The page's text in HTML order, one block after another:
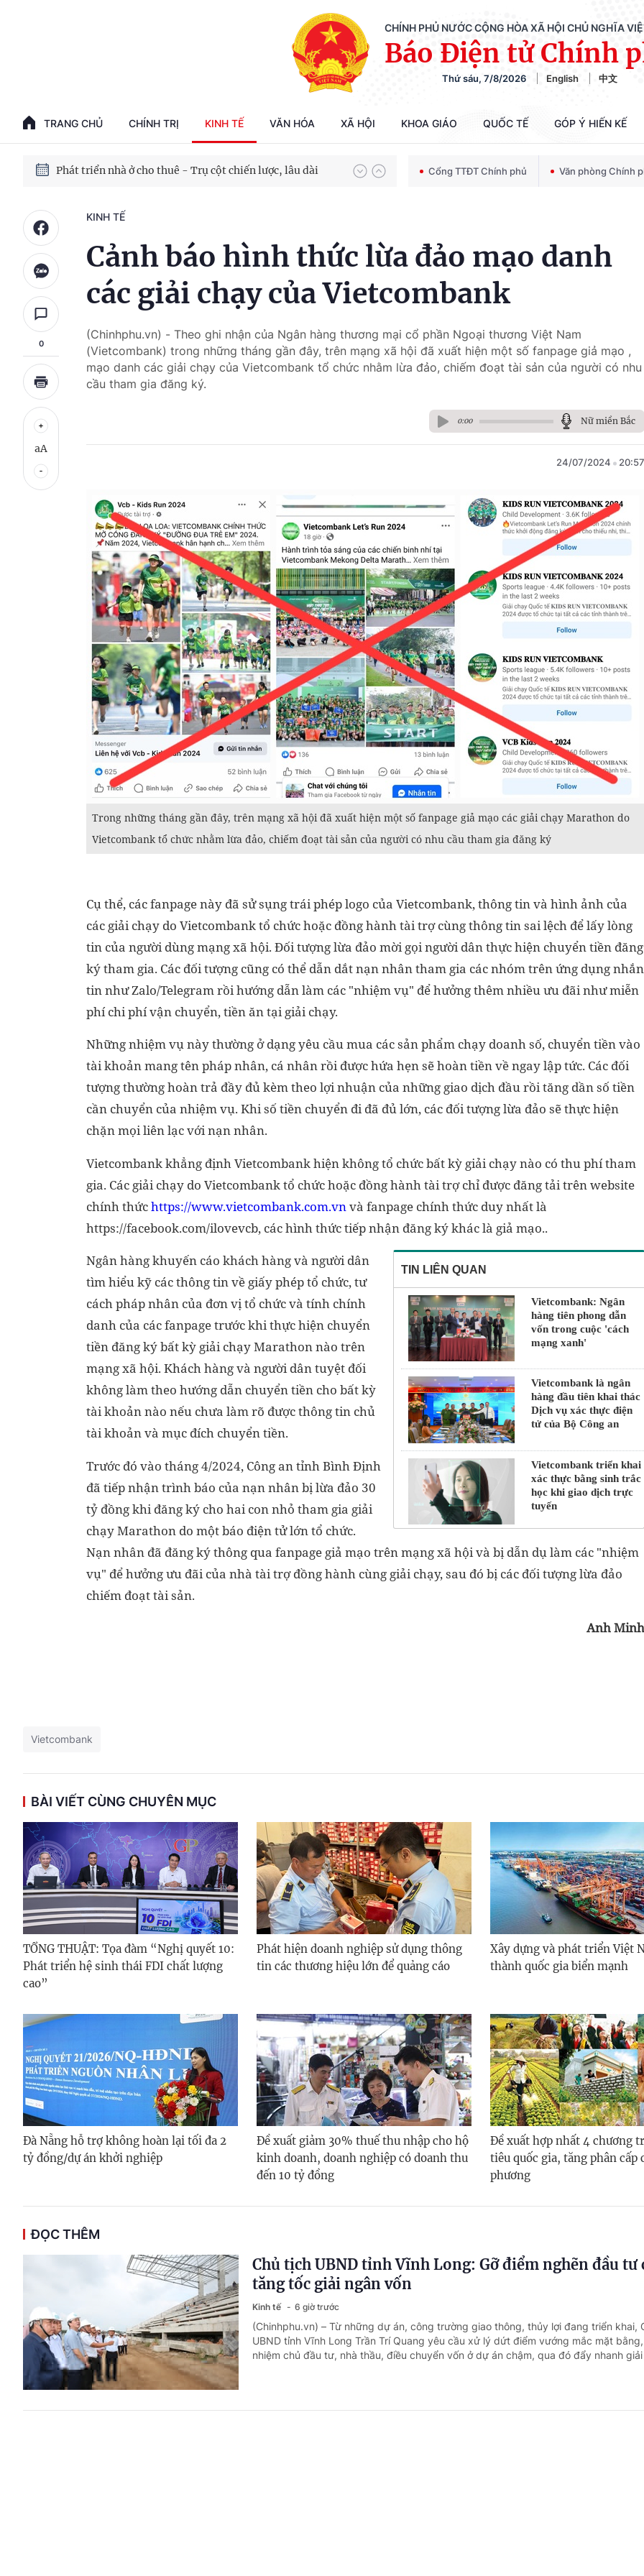
CHÍNH PHỦ NƯỚC CỘNG HÒA XÃ HỘI CHỦ NGHĨA
Báo Điện tử Chính
Thứ sáu, 7/8/2026 English 中文
TRANG CHỦ CHÍNH TRỊ KINH TẾ VĂN HÓA XÃ HỘI KHOA GIÁO QUỐC TẾ GÓP Ý HIẾN KẾ
Phát triển kinh tế nhà nước trong kỷ nguyên mới
Chiến dịch 500 ngày đêm tìm kiếm, quy tập và xác định danh tính hài cốt liệt sĩ
Bảo vệ nền tảng tư tưởng của Đảng trong kỷ nguyên phát triển mới
Phát triển nhà ở cho thuê - Trụ cột chiến lược, lâu dài Cổng TTĐT Chính phủ Văn phòng Chính
0
aA
KINH TẾ
Cảnh báo hình thức lừa đảo mạo danh
các giải chạy của Vietcombank
(Chinhphu.vn) - Theo ghi nhận của Ngân hàng thương mại cổ phần Ngoại thương Việt Nam
(Vietcombank) trong những tháng gần đây, trên mạng xã hội đã xuất hiện một số fanpage giả mạo ,
mạo danh các giải chạy của Vietcombank tổ chức nhằm lừa đảo, chiếm đoạt tài sản của người có nhu
cầu tham gia đăng ký.
0:00 Nữ miền Bắc
24/07/2024 20:57
Trong những tháng gần đây, trên mạng xã hội đã xuất hiện một số fanpage giả mạo các giải chạy Marathon do
Vietcombank tổ chức nhằm lừa đảo, chiếm đoạt tài sản của người có nhu cầu tham gia đăng ký
Cụ thể, các fanpage này đã sử sụng trái phép logo của Vietcombank, thông tin và hình ảnh của
các giải chạy do Vietcombank tổ chức hoặc đồng hành tài trợ cùng thông tin sai lệch để lấy lòng
tin của người dùng mạng xã hội. Đối tượng lừa đảo mời gọi người dân thực hiện chuyển tiền đăng
ký tham gia. Các đối tượng cũng có thể dẫn dắt nạn nhân tham gia các nhóm trên ứng dụng nhắn
tin như Zalo/Telegram rồi hướng dẫn làm các "nhiệm vụ" để hưởng thêm nhiều ưu đãi như miễn
phí chi phí vận chuyển, tiền ăn tại giải chạy.
Những nhiệm vụ này thường ở dạng yêu cầu mua các sản phẩm chạy doanh số, chuyển tiền vào
tài khoản mang tên pháp nhân, cá nhân rồi được hứa hẹn sẽ hoàn tiền về ngay lập tức. Các đối
tượng thường hoàn trả đầy đủ kèm theo lợi nhuận của những giao dịch đầu rồi tăng dần số tiền
cần chuyển của nhiệm vụ. Khi số tiền chuyển đi đã đủ lớn, các đối tượng lừa đảo sẽ thực hiện
chặn mọi liên lạc với nạn nhân.
Vietcombank khẳng định Vietcombank hiện không tổ chức bất kỳ giải chạy nào có thu phí tham
gia. Các giải chạy do Vietcombank tổ chức hoặc đồng hành tài trợ chỉ được đăng tải trên website
chính thứchttps://www.vietcombank.com.vn và fanpage chính thức duy nhất là
https://facebook.com/ilovevcb, các hình thức tiếp nhận đăng ký khác là giả mạo..
TIN LIÊN QUAN
Vietcombank: Ngân
hàng tiên phong dẫn
vốn trong cuộc 'cách
mạng xanh'
Vietcombank là ngân
hàng đầu tiên khai thác
Dịch vụ xác thực điện
tử của Bộ Công an
Vietcombank triển khai
xác thực bằng sinh trắc
học khi giao dịch trực
tuyến
Ngân hàng khuyến cáo khách hàng và người dân
tìm hiểu kỹ các thông tin về giấy phép tổ chức, tư
cách pháp nhân của đơn vị tổ chức và tính chính
danh của các fanpage trước khi thực hiện chuyển
tiền đăng ký bất kỳ giải chạy Marathon nào trên
mạng xã hội. Khách hàng và người dân tuyệt đối
không làm theo hướng dẫn chuyển tiền cho bất kỳ
tài khoản nào nếu chưa làm rõ được thông tin chủ
tài khoản và mục đích chuyển tiền.
Trước đó vào tháng 4/2024, Công an tỉnh Bình Định
đã tiếp nhận trình báo của nạn nhân bị lừa đảo 30
tỷ đồng khi đăng ký cho hai con nhỏ tham gia giải
chạy Marathon do một báo điện tử lớn tổ chức.
Nạn nhân đã đăng ký thông qua fanpage giả mạo trên mạng xã hội và bị dẫn dụ làm các "nhiệm
vụ" để hưởng ưu đãi của nhà tài trợ đồng hành cùng giải chạy, sau đó bị các đối tượng lừa đảo
chiếm đoạt tài sản.
Anh Minh
Vietcombank
BÀI VIẾT CÙNG CHUYÊN MỤC
TỔNG THUẬT: Tọa đàm “Nghị quyết 10:
Phát triển hệ sinh thái FDI chất lượng
cao”
Phát hiện doanh nghiệp sử dụng thông
tin các thương hiệu lớn để quảng cáo
Xây dựng và phát triển Việt
thành quốc gia biển mạnh
Đà Nẵng hỗ trợ không hoàn lại tối đa 2
tỷ đồng/dự án khởi nghiệp
Đề xuất giảm 30% thuế thu nhập cho hộ
kinh doanh, doanh nghiệp có doanh thu
đến 10 tỷ đồng
Đề xuất hợp nhất 4 chương
tiêu quốc gia, tăng phân cấp
phương
ĐỌC THÊM
Chủ tịch UBND tỉnh Vĩnh Long: Gỡ điểm nghẽn đầu tư
tăng tốc giải ngân vốn
Kinh tế 6 giờ trước
(Chinhphu.vn) – Từ những dự án, công trường giao thông, thủy lợi đang triển khai,
UBND tỉnh Vĩnh Long Trần Trí Quang yêu cầu xử lý dứt điểm vướng mắc mặt
nhiệm chủ đầu tư, nhà thầu, điều chuyển vốn ở dự án chậm, qua đó đẩy nhanh